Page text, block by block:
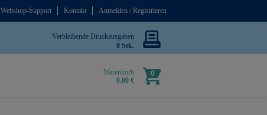
Webshop-Support Kontakt Anmelden / Registrieren
Verbleibende Druckausgaben
0 Stk.
Warenkorb
0,00 €
0